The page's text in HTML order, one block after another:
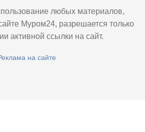
любых материалов,
Муром24, разрешается только
активной ссылки на сайт.
на сайте